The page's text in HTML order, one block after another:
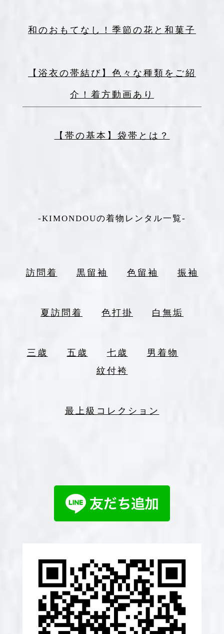
和のおもてなし！季節の花と和菓子
【浴衣の帯結び】色々な種類をご紹
介！着方動画あり
【帯の基本】袋帯とは？
-KIMONDOUの着物レンタル一覧-
訪問着 黒留袖 色留袖 振袖
夏訪問着 色打掛 白無垢
三歳 五歳 七歳
男着物
紋付袴
最上級コレクション